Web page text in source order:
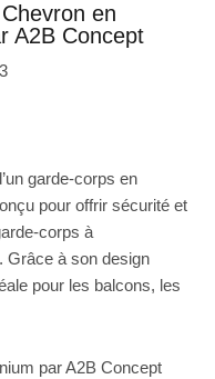
en
A2B Concept
garde-corps en
pour offrir sécurité et
corps à
Grâce à son design
pour les balcons, les